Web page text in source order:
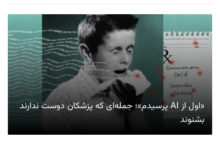
«اول از AI پرسیدم»؛ جمله‌ای که پزشکان دوست ندارند
بشنوند